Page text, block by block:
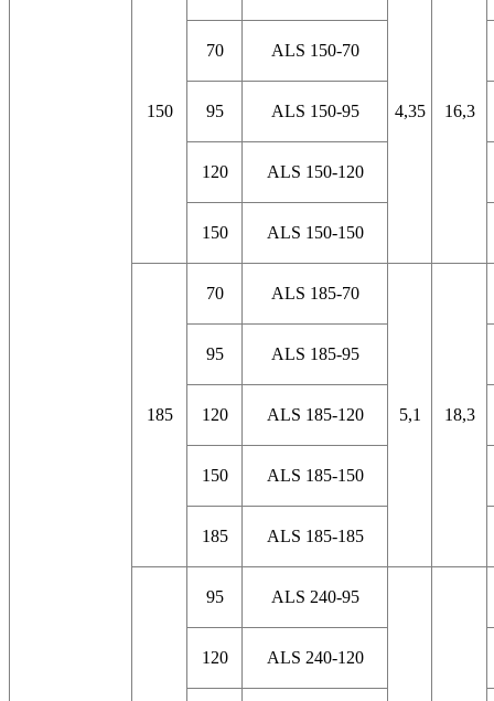
150 4,35 16,3
70 ALS 150-70
95 ALS 150-95
120 ALS 150-120
150 ALS 150-150
185
70 ALS 185-70
5,1 18,3
95 ALS 185-95
120 ALS 185-120
150 ALS 185-150
185 ALS 185-185
95 ALS 240-95
120 ALS 240-120